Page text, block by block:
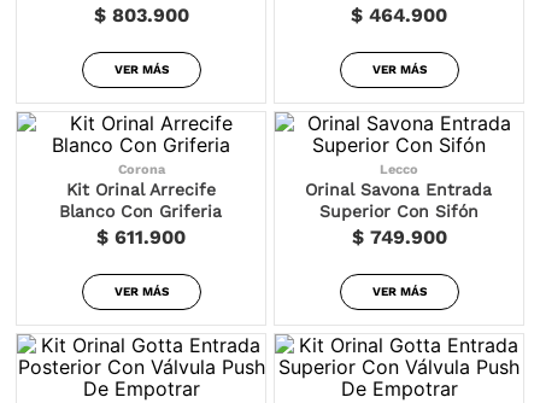
$ 803.900
VER MÁS
$ 464.900
VER MÁS
Corona
Kit Orinal Arrecife
Blanco Con Griferia
$ 611.900
VER MÁS
Lecco
Orinal Savona Entrada
Superior Con Sifón
$ 749.900
VER MÁS